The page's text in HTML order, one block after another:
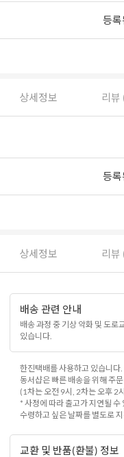
등록
상세정보 리뷰
등록
상세정보 리뷰
배송 관련 안내
배송 과정 중 기상 악화 및 도로
있습니다.
한진택배를 사용하고 있습니다.
동서샵은 빠른 배송을 위해 주
(1차는 오전 9시, 2차는 오후 2
* 사정에 따라 출고가 지연될 수
수령하고 싶은 날짜를 별도로
교환 및 반품(환불) 정보